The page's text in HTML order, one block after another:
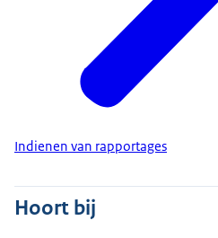
Indienen van rapportages
Hoort bij